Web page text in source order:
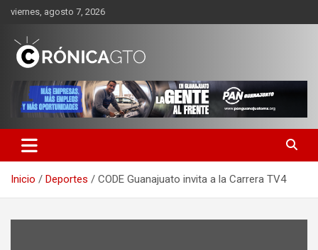
Saltar
contenido
viernes, agosto 7, 2026
CRONICA GUANAJUATO
Inicio Deportes CODE Guanajuato invita a la Carrera TV4